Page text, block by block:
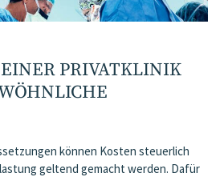
PRIVATKLINIK
B
können Kosten steuerlich
geltend gemacht werden. Dafür